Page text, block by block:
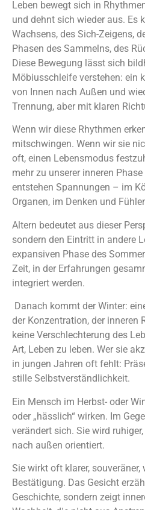
Leben bewegt sich in
und dehnt sich wieder aus. Es
Wachsens, des Sich-Zeigens,
Phasen des Sammelns, des
Diese Bewegung lässt sich
Möbiusschleife verstehen: ein
von Innen nach Außen und
Trennung, aber mit klaren
Wenn wir diese Rhythmen
mitschwingen. Wenn wir sie
oft, einen Lebensmodus
mehr zu unserer inneren
entstehen Spannungen – im
Organen, im Denken und
Altern bedeutet aus dieser
sondern den Eintritt in andere
expansiven Phase des
Zeit, in der Erfahrungen
integriert werden.
Danach kommt der Winter:
der Konzentration, der inneren
keine Verschlechterung des
Art, Leben zu leben. Wer sie
in jungen Jahren oft fehlt:
stille Selbstverständlichkeit.
Ein Mensch im Herbst- oder
oder „hässlich“ wirken. Im
verändert sich. Sie wird
nach außen orientiert.
Sie wirkt oft klarer,
Bestätigung. Das Gesicht
Geschichte, sondern zeigt